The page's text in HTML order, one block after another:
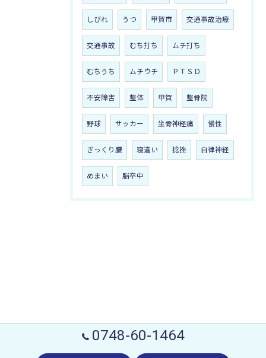
しびれ うつ 甲賀市 交通事故治療
交通事故 むち打ち ムチ打ち
むちうち ムチウチ ＰＴＳＤ
不安障害 整体 甲賀 整骨院
野球 サッカー 坐骨神経痛 慢性
ぎっくり腰 寝違い 捻挫 自律神経
めまい 脳卒中
0748-60-1464